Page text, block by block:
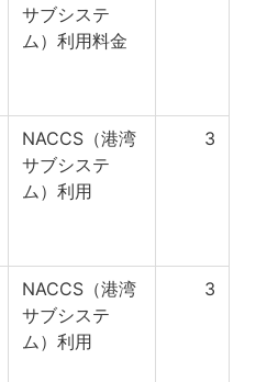
サブシステ
ム）利用料金
NACCS（港湾
サブシステ
ム）利用
3
NACCS（港湾
サブシステ
ム）利用
3